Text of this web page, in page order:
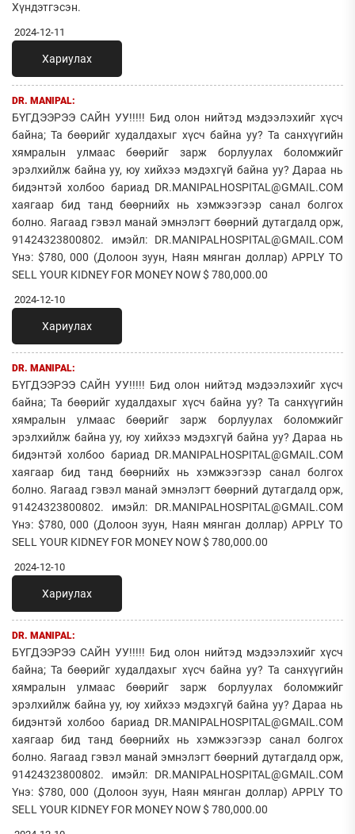
Хүндэтгэсэн.
2024-12-11
Хариулах
DR. MANIPAL:
БҮГДЭЭРЭЭ САЙН УУ!!!!! Бид олон нийтэд мэдээлэхийг хүсч
байна; Та бөөрийг худалдахыг хүсч байна уу? Та санхүүгийн
хямралын улмаас бөөрийг зарж борлуулах боломжийг
эрэлхийлж байна уу, юу хийхээ мэдэхгүй байна уу? Дараа нь
бидэнтэй холбоо бариад DR.MANIPALHOSPITAL@GMAIL.COM
хаягаар бид танд бөөрнийх нь хэмжээгээр санал болгох
болно. Яагаад гэвэл манай эмнэлэгт бөөрний дутагдалд орж,
91424323800802. имэйл: DR.MANIPALHOSPITAL@GMAIL.COM
Yнэ: $780, 000 (Долоон зуун, Наян мянган доллар) APPLY TO
SELL YOUR KIDNEY FOR MONEY NOW $ 780,000.00
2024-12-10
Хариулах
DR. MANIPAL:
БҮГДЭЭРЭЭ САЙН УУ!!!!! Бид олон нийтэд мэдээлэхийг хүсч
байна; Та бөөрийг худалдахыг хүсч байна уу? Та санхүүгийн
хямралын улмаас бөөрийг зарж борлуулах боломжийг
эрэлхийлж байна уу, юу хийхээ мэдэхгүй байна уу? Дараа нь
бидэнтэй холбоо бариад DR.MANIPALHOSPITAL@GMAIL.COM
хаягаар бид танд бөөрнийх нь хэмжээгээр санал болгох
болно. Яагаад гэвэл манай эмнэлэгт бөөрний дутагдалд орж,
91424323800802. имэйл: DR.MANIPALHOSPITAL@GMAIL.COM
Yнэ: $780, 000 (Долоон зуун, Наян мянган доллар) APPLY TO
SELL YOUR KIDNEY FOR MONEY NOW $ 780,000.00
2024-12-10
Хариулах
DR. MANIPAL:
БҮГДЭЭРЭЭ САЙН УУ!!!!! Бид олон нийтэд мэдээлэхийг хүсч
байна; Та бөөрийг худалдахыг хүсч байна уу? Та санхүүгийн
хямралын улмаас бөөрийг зарж борлуулах боломжийг
эрэлхийлж байна уу, юу хийхээ мэдэхгүй байна уу? Дараа нь
бидэнтэй холбоо бариад DR.MANIPALHOSPITAL@GMAIL.COM
хаягаар бид танд бөөрнийх нь хэмжээгээр санал болгох
болно. Яагаад гэвэл манай эмнэлэгт бөөрний дутагдалд орж,
91424323800802. имэйл: DR.MANIPALHOSPITAL@GMAIL.COM
Yнэ: $780, 000 (Долоон зуун, Наян мянган доллар) APPLY TO
SELL YOUR KIDNEY FOR MONEY NOW $ 780,000.00